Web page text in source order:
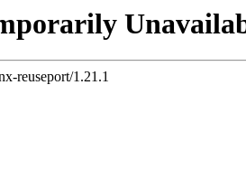
reuseport/1.21.1